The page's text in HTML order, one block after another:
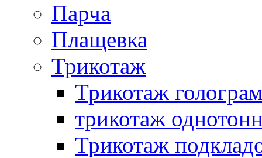
Парча
Плащевка
Трикотаж
Трикотаж
трикотаж
Трикотаж